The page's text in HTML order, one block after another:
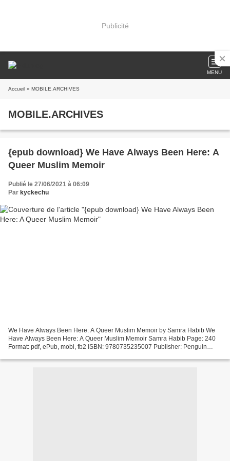
Publicité
MENU
Accueil » MOBILE.ARCHIVES
MOBILE.ARCHIVES
{epub download} We Have Always Been Here: A
Queer Muslim Memoir
Publié le 27/06/2021 à 06:09
Par kyckechu
We Have Always Been Here: A Queer Muslim Memoir by Samra Habib We
Have Always Been Here: A Queer Muslim Memoir Samra Habib Page: 240
Format: pdf, ePub, mobi, fb2 ISBN: 9780735235007 Publisher: Penguin